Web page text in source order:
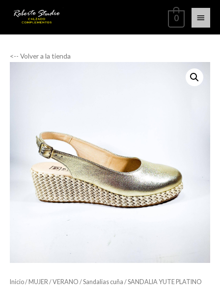
0
<-- Volver a la tienda
Inicio/ MUJER /VERANO /Sandalias cuña / SANDALIA YUTE PLATINO